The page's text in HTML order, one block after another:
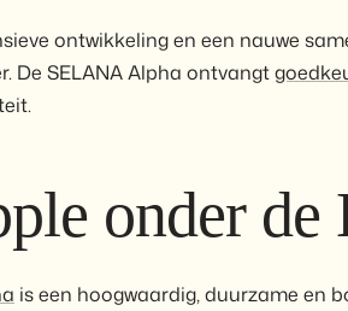
ontwikkeling en een nauwe
De SELANA Alpha ontvangt
onder de
is een hoogwaardig, duurzame en